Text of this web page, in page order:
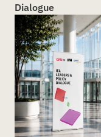
Dialogue